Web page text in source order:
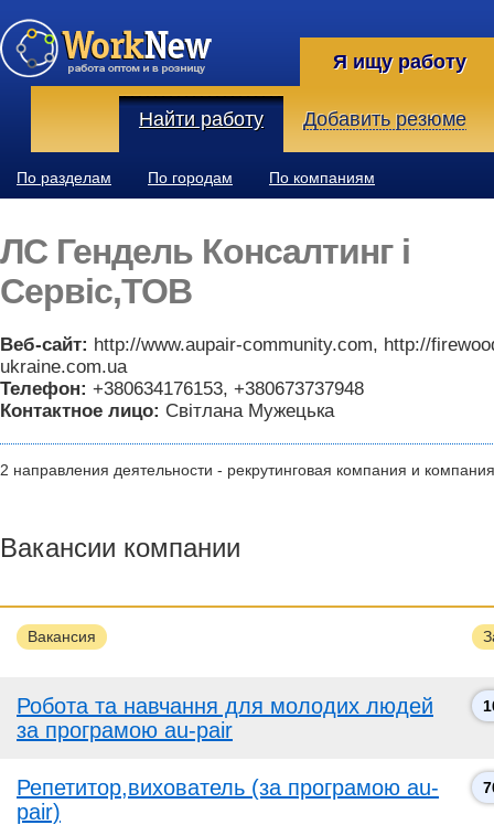
Я ищу работу
Найти работу Добавить резюме
По разделам По городам По компаниям
ЛС Гендель Консалтинг і
Сервіс,ТОВ
Веб-сайт: http://www.aupair-community.com, http://
ukraine.com.ua
Телефон: +380634176153, +380673737948
Контактное лицо: Світлана Мужецька
2 направления деятельности - рекрутинговая компания и
Вакансии компании
Вакансия
Робота та навчання для молодих людей
за програмою au-pair
Репетитор,вихователь (за програмою au-
pair)